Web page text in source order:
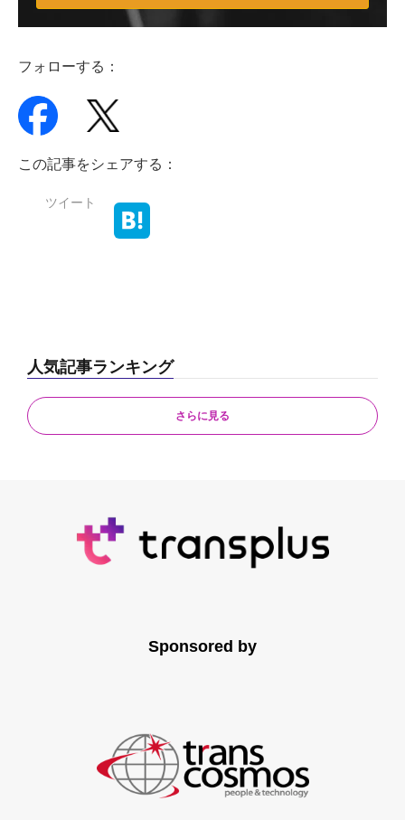
フォローする：
この記事をシェアする：
ツイート
人気記事ランキング
さらに見る
Sponsored by